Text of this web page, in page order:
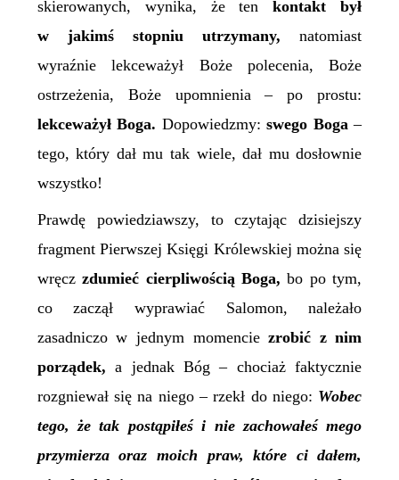
skierowanych, wynika, że tenkontakt był
w jakimś stopniu utrzymany, natomiast
wyraźnie lekceważył Boże polecenia, Boże
ostrzeżenia, Boże upomnienia – po prostu:
lekceważył Boga. Dopowiedzmy:swego Boga–
tego, który dał mu tak wiele, dał mu dosłownie
wszystko!
Prawdę powiedziawszy, to czytając dzisiejszy
fragment Pierwszej Księgi Królewskiej można się
wręczzdumieć cierpliwością Boga, bo po tym,
co zaczął wyprawiać Salomon, należało
zasadniczo w jednym momenciezrobić z nim
porządek, a jednak Bóg – chociaż faktycznie
rozgniewał się na niego – rzekł do niego: Wobec
tego, że tak postąpiłeś i nie zachowałeś mego
przymierza oraz moich praw, które ci dałem,